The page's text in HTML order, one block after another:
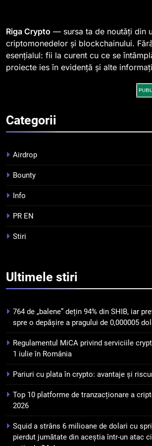
spre o depășire a
0,000005 dolari
STIRI
2
Regulamentul
serviciile crypto,
la 1 iulie în
3
Pariuri cu plata
4
criptomonedelor
INFO
pierdut jumătate
puțin de 24 de
6
Banii digitali și
încrederii: O
7
WhiteBIT și FC
pentru a stimula
fanilor și
STIRI
Riga Crypto — sursa ta de noutăți din
criptomonedelor și blockchainului.
esențialul: fii la curent cu ce se
proiecte ies în evidență și alte
Categorii
Airdrop
Bounty
Info
PR EN
Stiri
Ultimele stiri
764 de „balene” dețin 94% din SHIB, iar
spre o depășire a pragului de 0,000005
Regulamentul MiCA privind serviciile
1 iulie în România
Pariuri cu plata în crypto: avantaje și
Top 10 platforme de tranzacționare a
2026
Squid a strâns 6 milioane de dolari cu
pierdut jumătate din aceștia într-un atac